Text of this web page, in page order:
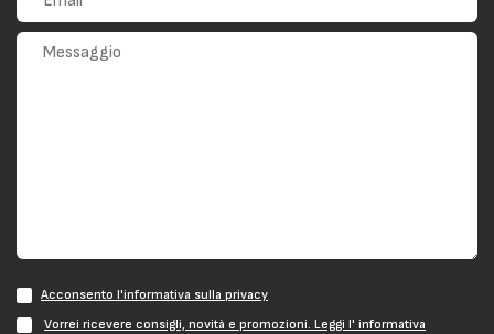
Acconsento l'informativa sulla privacy
Vorrei ricevere consigli, novità e promozioni. Leggi l' informativa